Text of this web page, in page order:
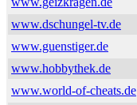
www.dschungel-tv.de
www.guenstiger.de
www.hobbythek.de
www.world-of-cheats.de